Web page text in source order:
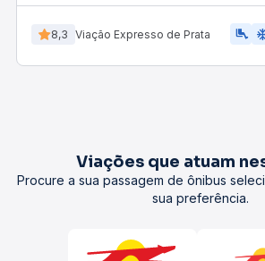
8,3 Viação Expresso de Prata airline_seat_legroom_extra
Viações que atuam
Procure a sua passagem de ônibus
sua preferência.